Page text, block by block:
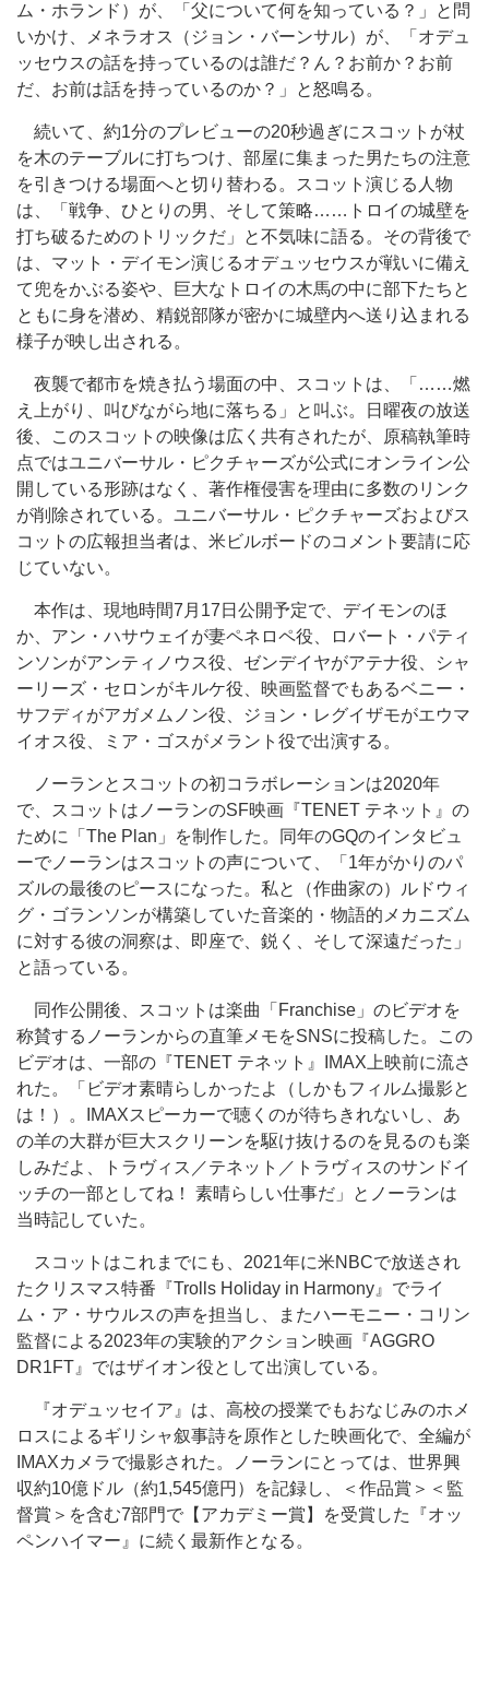
ム・ホランド）が、「父について何を知っている？」と問
いかけ、メネラオス（ジョン・バーンサル）が、「オデュ
ッセウスの話を持っているのは誰だ？ん？お前か？お前
だ、お前は話を持っているのか？」と怒鳴る。
続いて、約1分のプレビューの20秒過ぎにスコットが杖
を木のテーブルに打ちつけ、部屋に集まった男たちの注意
を引きつける場面へと切り替わる。スコット演じる人物
は、「戦争、ひとりの男、そして策略……トロイの城壁を
打ち破るためのトリックだ」と不気味に語る。その背後で
は、マット・デイモン演じるオデュッセウスが戦いに備え
て兜をかぶる姿や、巨大なトロイの木馬の中に部下たちと
ともに身を潜め、精鋭部隊が密かに城壁内へ送り込まれる
様子が映し出される。
夜襲で都市を焼き払う場面の中、スコットは、「……燃
え上がり、叫びながら地に落ちる」と叫ぶ。日曜夜の放送
後、このスコットの映像は広く共有されたが、原稿執筆時
点ではユニバーサル・ピクチャーズが公式にオンライン公
開している形跡はなく、著作権侵害を理由に多数のリンク
が削除されている。ユニバーサル・ピクチャーズおよびス
コットの広報担当者は、米ビルボードのコメント要請に応
じていない。
本作は、現地時間7月17日公開予定で、デイモンのほ
か、アン・ハサウェイが妻ペネロペ役、ロバート・パティ
ンソンがアンティノウス役、ゼンデイヤがアテナ役、シャ
ーリーズ・セロンがキルケ役、映画監督でもあるベニー・
サフディがアガメムノン役、ジョン・レグイザモがエウマ
イオス役、ミア・ゴスがメラント役で出演する。
ノーランとスコットの初コラボレーションは2020年
で、スコットはノーランのSF映画『TENET テネット』の
ために「The Plan」を制作した。同年のGQのインタビュ
ーでノーランはスコットの声について、「1年がかりのパ
ズルの最後のピースになった。私と（作曲家の）ルドウィ
グ・ゴランソンが構築していた音楽的・物語的メカニズム
に対する彼の洞察は、即座で、鋭く、そして深遠だった」
と語っている。
同作公開後、スコットは楽曲「Franchise」のビデオを
称賛するノーランからの直筆メモをSNSに投稿した。この
ビデオは、一部の『TENET テネット』IMAX上映前に流さ
れた。「ビデオ素晴らしかったよ（しかもフィルム撮影と
は！）。IMAXスピーカーで聴くのが待ちきれないし、あ
の羊の大群が巨大スクリーンを駆け抜けるのを見るのも楽
しみだよ、トラヴィス／テネット／トラヴィスのサンドイ
ッチの一部としてね！ 素晴らしい仕事だ」とノーランは
当時記していた。
スコットはこれまでにも、2021年に米NBCで放送され
たクリスマス特番『Trolls Holiday in Harmony』でライ
ム・ア・サウルスの声を担当し、またハーモニー・コリン
監督による2023年の実験的アクション映画『AGGRO
DR1FT』ではザイオン役として出演している。
『オデュッセイア』は、高校の授業でもおなじみのホメ
ロスによるギリシャ叙事詩を原作とした映画化で、全編が
IMAXカメラで撮影された。ノーランにとっては、世界興
収約10億ドル（約1,545億円）を記録し、＜作品賞＞＜監
督賞＞を含む7部門で【アカデミー賞】を受賞した『オッ
ペンハイマー』に続く最新作となる。